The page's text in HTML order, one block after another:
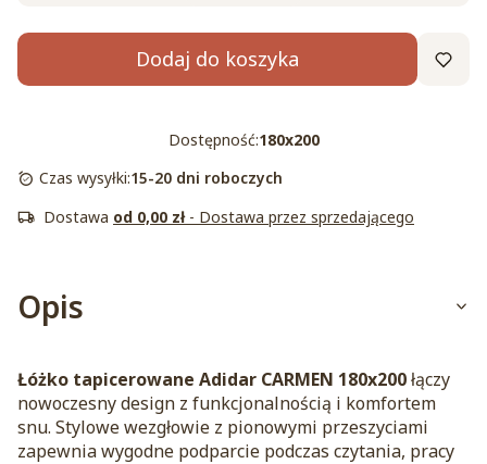
Dodaj do koszyka
Dostępność:180x200
Czas wysyłki:15-20 dni roboczych
Dostawa od 0,00 zł - Dostawa przez sprzedającego
Opis
Łóżko tapicerowane Adidar CARMEN 180x200łączy
nowoczesny design z funkcjonalnością i komfortem
snu. Stylowe wezgłowie z pionowymi przeszyciami
zapewnia wygodne podparcie podczas czytania, pracy